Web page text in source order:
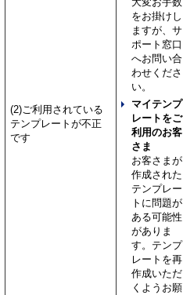
(2)ご利用されている
テンプレートが不正
です
大変お手数
をお掛けし
ますが、サ
ポート窓口
へお問い合
わせくださ
い。
マイテンプ
レートをご
利用のお客
さま
お客さまが
作成された
テンプレー
トに問題が
ある可能性
がありま
す。テンプ
レートを再
作成いただ
くようお願